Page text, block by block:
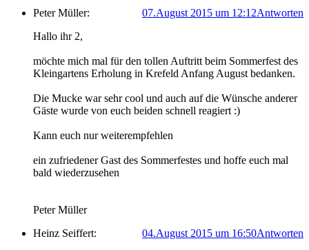
Peter Müller:
Antworten
07.August 2015 um 12:12
Hallo ihr 2,
möchte mich mal für den tollen Auftritt beim Sommerfest des
Kleingartens Erholung in Krefeld Anfang August bedanken.
Die Mucke war sehr cool und auch auf die Wünsche anderer
Gäste wurde von euch beiden schnell reagiert :)
Kann euch nur weiterempfehlen
ein zufriedener Gast des Sommerfestes und hoffe euch mal
bald wiederzusehen
Peter Müller
Heinz Seiffert:
Antworten
04.August 2015 um 16:50